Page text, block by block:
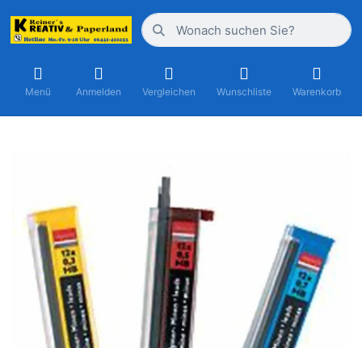
Menü Anmelden Vergleichen Wunschliste Warenkorb